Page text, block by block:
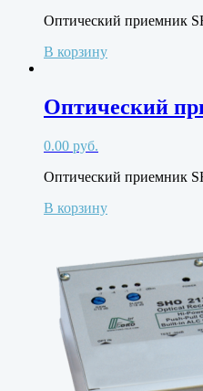
Оптический приемник
В корзину
Оптический
0.00 руб.
Оптический приемник
В корзину